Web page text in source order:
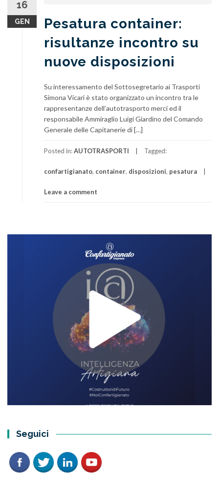
16
GEN
Pesatura container:
risultanze incontro su
nuove disposizioni
Su interessamento del Sottosegretario ai Trasporti
Simona Vicari è stato organizzato un incontro tra le
rappresentanze dell’autotrasporto merci ed il
responsabile Ammiraglio Luigi Giardino del Comando
Generale delle Capitanerie di […]
Posted in:AUTOTRASPORTI Tagged:
confartigianato, container, disposizioni, pesatura
Leave a comment
Seguici